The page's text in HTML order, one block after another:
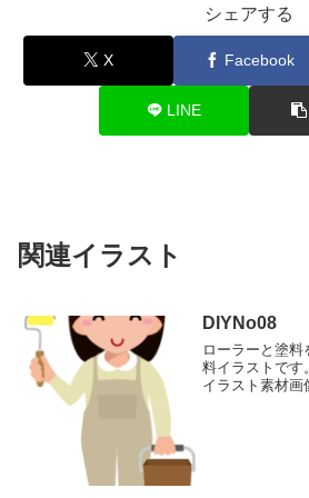
シェアする
X Facebook
LINE
関連イラスト
DIYNo08
ローラーと塗
料イラストです
イラスト素材画